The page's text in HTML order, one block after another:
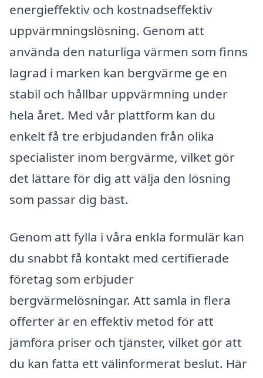
energieffektiv och kostnadseffektiv
uppvärmningslösning. Genom att
använda den naturliga värmen som finns
lagrad i marken kan bergvärme ge en
stabil och hållbar uppvärmning under
hela året. Med vår plattform kan du
enkelt få tre erbjudanden från olika
specialister inom bergvärme, vilket gör
det lättare för dig att välja den lösning
som passar dig bäst.
Genom att fylla i våra enkla formulär kan
du snabbt få kontakt med certifierade
företag som erbjuder
bergvärmelösningar. Att samla in flera
offerter är en effektiv metod för att
jämföra priser och tjänster, vilket gör att
du kan fatta ett välinformerat beslut. Här